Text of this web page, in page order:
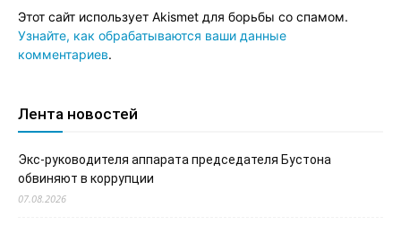
Этот сайт использует Akismet для борьбы со спамом.
Узнайте, как обрабатываются ваши данные
комментариев.
Лента новостей
Экс-руководителя аппарата председателя Бустона
обвиняют в коррупции
07.08.2026